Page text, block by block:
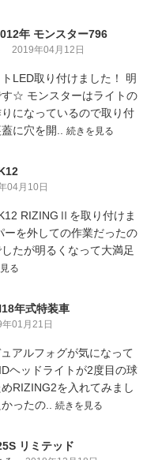
年 モンスター796
2019年04月12日
LED取り付けました！ 明
す☆ モンスターはライトの
になっているので取り付
に穴を開.. 続きを見る
04月10日
RIZINGⅡを取り付けま
ーを外しての作業だったの
たが明るくなって大満足
る
年式特装車
01月21日
アルフォグが気になって
ヘッドライトが2度目の球
RIZING2を入れてみまし
ったの.. 続きを見る
リミテッド